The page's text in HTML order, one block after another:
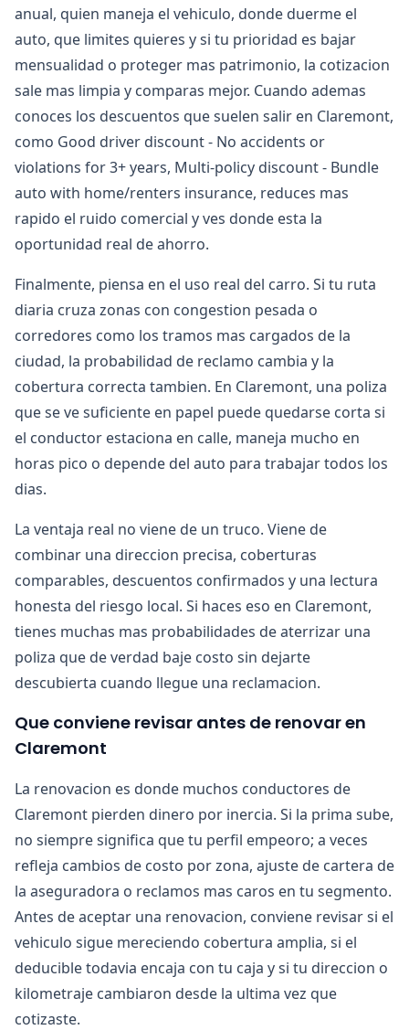
anual, quien maneja el vehiculo, donde duerme el
auto, que limites quieres y si tu prioridad es bajar
mensualidad o proteger mas patrimonio, la cotizacion
sale mas limpia y comparas mejor. Cuando ademas
conoces los descuentos que suelen salir en Claremont,
como Good driver discount - No accidents or
violations for 3+ years, Multi-policy discount - Bundle
auto with home/renters insurance, reduces mas
rapido el ruido comercial y ves donde esta la
oportunidad real de ahorro.
Finalmente, piensa en el uso real del carro. Si tu ruta
diaria cruza zonas con congestion pesada o
corredores como los tramos mas cargados de la
ciudad, la probabilidad de reclamo cambia y la
cobertura correcta tambien. En Claremont, una poliza
que se ve suficiente en papel puede quedarse corta si
el conductor estaciona en calle, maneja mucho en
horas pico o depende del auto para trabajar todos los
dias.
La ventaja real no viene de un truco. Viene de
combinar una direccion precisa, coberturas
comparables, descuentos confirmados y una lectura
honesta del riesgo local. Si haces eso en Claremont,
tienes muchas mas probabilidades de aterrizar una
poliza que de verdad baje costo sin dejarte
descubierta cuando llegue una reclamacion.
Que conviene revisar antes de renovar en
Claremont
La renovacion es donde muchos conductores de
Claremont pierden dinero por inercia. Si la prima sube,
no siempre significa que tu perfil empeoro; a veces
refleja cambios de costo por zona, ajuste de cartera de
la aseguradora o reclamos mas caros en tu segmento.
Antes de aceptar una renovacion, conviene revisar si el
vehiculo sigue mereciendo cobertura amplia, si el
deducible todavia encaja con tu caja y si tu direccion o
kilometraje cambiaron desde la ultima vez que
cotizaste.